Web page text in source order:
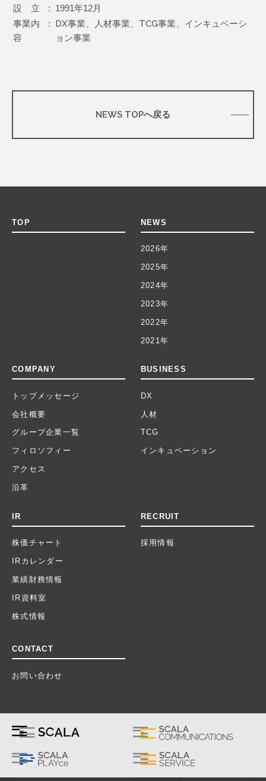
設 立
： 1991年12月
事業内
容
： DX事業、人材事業、TCG事業、インキュベーシ
ョン事業
NEWS TOPへ戻る
TOP NEWS
2026年
2025年
2024年
2023年
2022年
2021年
COMPANY
トップメッセージ
会社概要
グループ企業一覧
フィロソフィー
アクセス
沿革
BUSINESS
DX
人材
TCG
インキュベーション
IR
株価チャート
IRカレンダー
業績財務情報
IR資料室
株式情報
RECRUIT
採用情報
CONTACT
お問い合わせ